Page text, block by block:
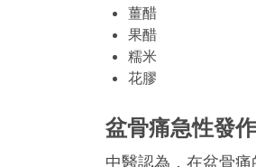
薑醋
果醋
糯米
花膠
盆骨痛急性發
中醫認為，在盆骨